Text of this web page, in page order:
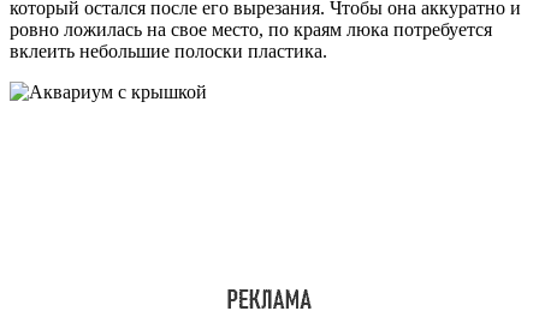
который остался после его вырезания. Чтобы она аккуратно и
ровно ложилась на свое место, по краям люка потребуется
вклеить небольшие полоски пластика.